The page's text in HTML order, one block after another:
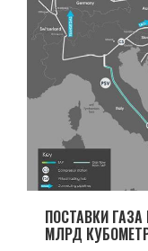
ПОСТАВКИ
МЛРД